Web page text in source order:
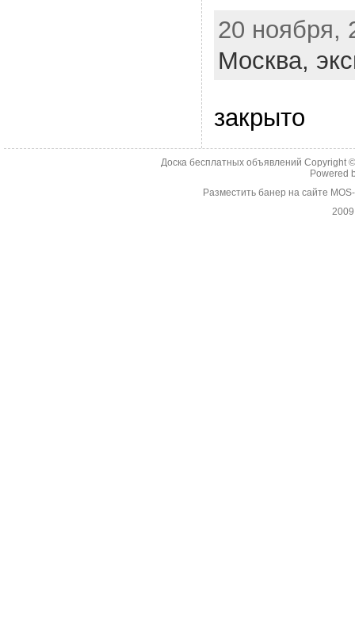
20 ноября,
Москва,
закрыто
Доска бесплатных объявлений Copyright
Powered
Разместить банер на сайте